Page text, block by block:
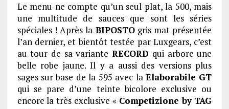
Le menu ne compte qu’un seul plat, la 500, mais
une multitude de sauces que sont les séries
spéciales ! Après la BIPOSTOgris mat présentée
l’an dernier, et bientôt testée par Luxgears, c’est
au tour de sa varianteRECORD qui arbore une
belle robe jaune. Il y a aussi des versions plus
sages sur base de la 595 avec la Elaborabile GT
qui se pare d’une teinte bicolore exclusive ou
encore la très exclusive « Competizione by TAG